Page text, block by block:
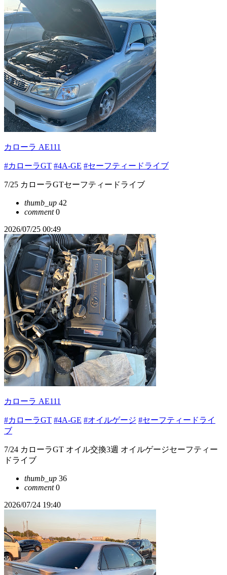
カローラ AE111
#カローラGT #4A-GE #セーフティードライブ
7/25 カローラGTセーフティードライブ
thumb_up 42
comment0
2026/07/25 00:49
カローラ AE111
#カローラGT #4A-GE #オイルゲージ #セーフティードライ
ブ
7/24 カローラGT オイル交換3週 オイルゲージセーフティー
ドライブ
thumb_up 36
comment0
2026/07/24 19:40